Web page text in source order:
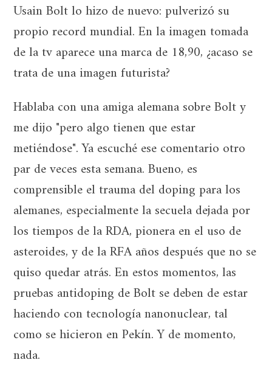
Usain Bolt lo hizo de nuevo: pulverizó su
propio record mundial. En la imagen tomada
de la tv aparece una marca de 18,90, ¿acaso se
trata de una imagen futurista?
Hablaba con una amiga alemana sobre Bolt y
me dijo "pero algo tienen que estar
metiéndose". Ya escuché ese comentario otro
par de veces esta semana. Bueno, es
comprensible el trauma del doping para los
alemanes, especialmente la secuela dejada por
los tiempos de la RDA, pionera en el uso de
asteroides, y de la RFA años después que no se
quiso quedar atrás. En estos momentos, las
pruebas antidoping de Bolt se deben de estar
haciendo con tecnología nanonuclear, tal
como se hicieron en Pekín. Y de momento,
nada.